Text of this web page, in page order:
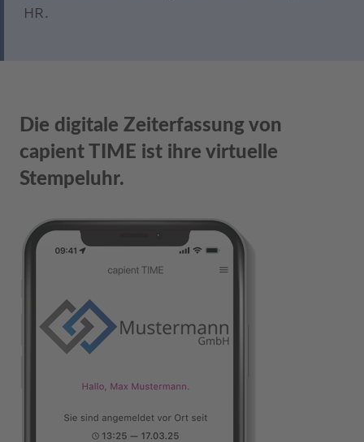
HR.
Die digitale Zeiterfassung von
capient TIME ist ihre virtuelle
Stempeluhr.